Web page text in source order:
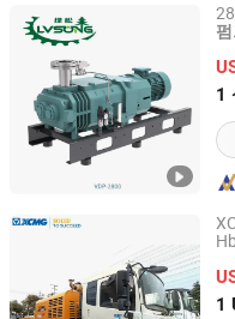
1
Guangde Lvsong
Anhui, China
1
XCMG E-Commerce Inc.
Jiangsu, China